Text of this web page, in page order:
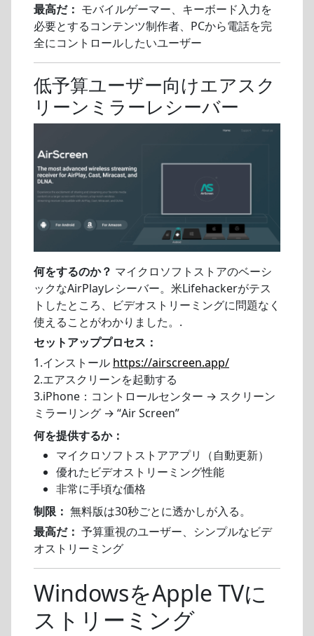
最高だ： モバイルゲーマー、キーボード入力を
必要とするコンテンツ制作者、PCから電話を完
全にコントロールしたいユーザー
低予算ユーザー向けエアスク
リーンミラーレシーバー
何をするのか？ マイクロソフトストアのベーシ
ックなAirPlayレシーバー。米Lifehackerがテス
トしたところ、ビデオストリーミングに問題なく
使えることがわかりました。.
セットアッププロセス：
1.インストール https://airscreen.app/
2.エアスクリーンを起動する
3.iPhone：コントロールセンター → スクリーン
ミラーリング → “Air Screen”
何を提供するか：
マイクロソフトストアアプリ（自動更新）
優れたビデオストリーミング性能
非常に手頃な価格
制限： 無料版は30秒ごとに透かしが入る。
最高だ： 予算重視のユーザー、シンプルなビデ
オストリーミング
WindowsをApple TVに
ストリーミング